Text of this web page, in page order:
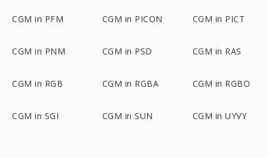
CGM in PFM CGM in PICON CGM in PICT
CGM in PNM CGM in PSD CGM in RAS
CGM in RGB CGM in RGBA CGM in RGBO
CGM in SGI CGM in SUN CGM in UYVY